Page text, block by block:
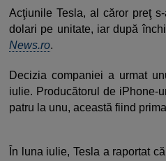
Acţiunile Tesla, al căror preţ
dolari pe unitate, iar după
News.ro.
Decizia companiei a urmat
iulie. Producătorul de iPhone-
patru la unu, această fiind
În luna iulie, Tesla a raportat